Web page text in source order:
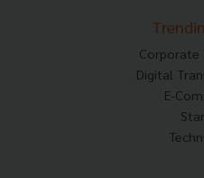
Corporate
Digital
E-